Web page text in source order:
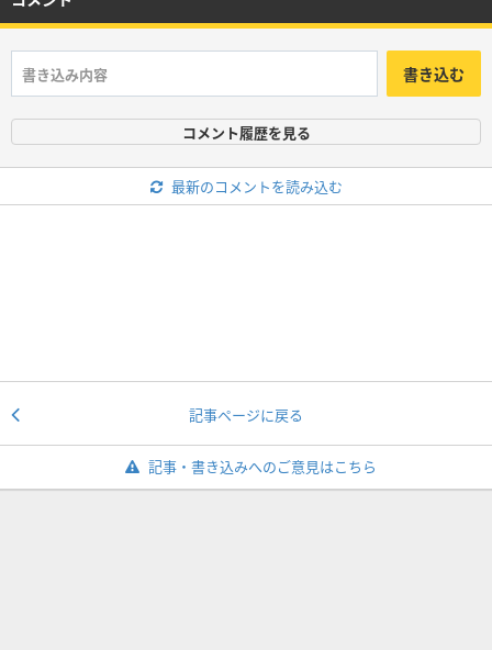
書き込む
コメント履歴を見る
最新のコメントを読み込む
記事ページに戻る
記事・書き込みへのご意見はこちら